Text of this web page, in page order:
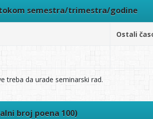
semestra/trimestra/godine
Ostali
treba da urade seminarski rad.
broj poena 100)